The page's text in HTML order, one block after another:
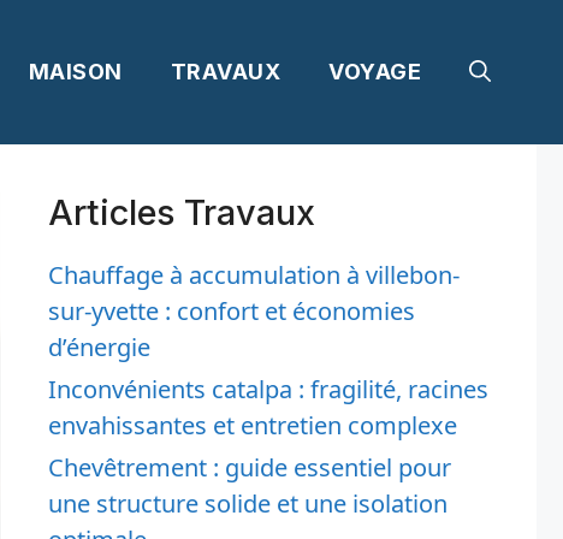
MAISON TRAVAUX VOYAGE
Articles Travaux
Chauffage à accumulation à villebon-
sur-yvette : confort et économies
d’énergie
Inconvénients catalpa : fragilité, racines
envahissantes et entretien complexe
Chevêtrement : guide essentiel pour
une structure solide et une isolation